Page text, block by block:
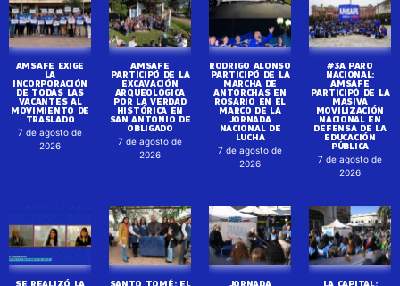
AMSAFE EXIGE
LA
INCORPORACIÓN
DE TODAS LAS
VACANTES AL
MOVIMIENTO DE
TRASLADO
7 de agosto de
2026
AMSAFE
PARTICIPÓ DE LA
EXCAVACIÓN
ARQUEOLÓGICA
POR LA VERDAD
HISTÓRICA EN
SAN ANTONIO DE
OBLIGADO
7 de agosto de
2026
RODRIGO ALONSO
PARTICIPÓ DE LA
MARCHA DE
ANTORCHAS EN
ROSARIO EN EL
MARCO DE LA
JORNADA
NACIONAL DE
LUCHA
7 de agosto de
2026
#3A PARO
NACIONAL:
AMSAFE
PARTICIPÓ DE LA
MASIVA
MOVILIZACIÓN
NACIONAL EN
DEFENSA DE LA
EDUCACIÓN
PÚBLICA
7 de agosto de
2026
SE REALIZÓ LA SANTO TOMÉ: EL JORNADA LA CAPITAL: